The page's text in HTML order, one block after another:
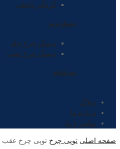
گردگیر داخلی
دیسک ترمز
دیسک چرخ جلو
دیسک چرخ عقب
سه شاخه
وبلاگ
درباره ما
تماس با ما
صفحه اصلی توپی چرخ توپی چرخ عقب